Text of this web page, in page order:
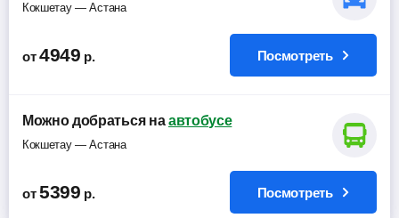
Кокшетау — Астана
от4949 р. Посмотреть
Можно добраться наавтобусе
Кокшетау — Астана
от5399 р. Посмотреть